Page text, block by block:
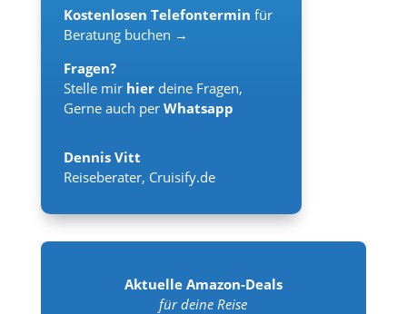
Kostenlosen Telefontermin für
Beratung buchen →
Fragen?
Stelle mir hier deine Fragen,
Gerne auch per Whatsapp
Dennis Vitt
Reiseberater, Cruisify.de
Aktuelle Amazon-Deals
für deine Reise